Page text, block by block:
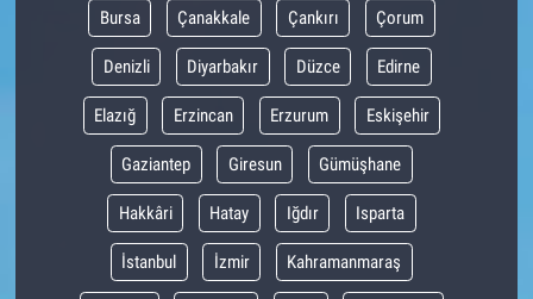
Bursa Çanakkale Çankırı Çorum
Denizli Diyarbakır Düzce Edirne
Elazığ Erzincan Erzurum Eskişehir
Gaziantep Giresun Gümüşhane
Hakkâri Hatay Iğdır Isparta
İstanbul İzmir Kahramanmaraş